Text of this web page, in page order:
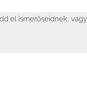
el ismerőseidnek,